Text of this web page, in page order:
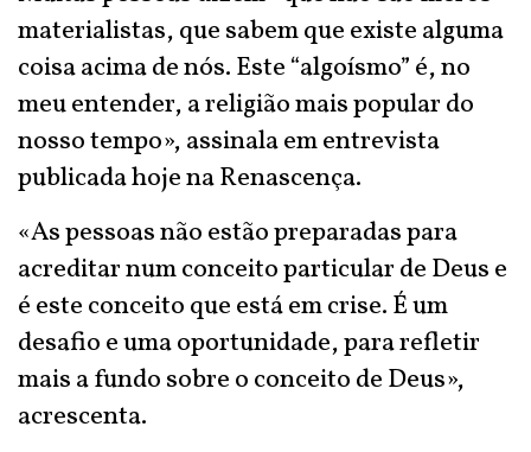
materialistas, que sabem que existe alguma
coisa acima de nós. Este “algoísmo” é, no
meu entender, a religião mais popular do
nosso tempo», assinala em entrevista
publicada hoje na Renascença.
«As pessoas não estão preparadas para
acreditar num conceito particular de Deus e
é este conceito que está em crise. É um
desafio e uma oportunidade, para refletir
mais a fundo sobre o conceito de Deus»,
acrescenta.